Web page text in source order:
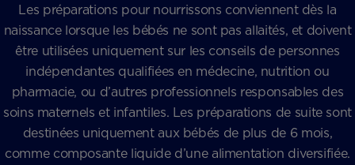
Les préparations pour nourrissons conviennent dès la
naissance lorsque les bébés ne sont pas allaités, et doivent
être utilisées uniquement sur les conseils de personnes
indépendantes qualifiées en médecine, nutrition ou
pharmacie, ou d’autres professionnels responsables des
soins maternels et infantiles. Les préparations de suite sont
destinées uniquement aux bébés de plus de 6 mois,
comme composante liquide d’une alimentation diversifiée.